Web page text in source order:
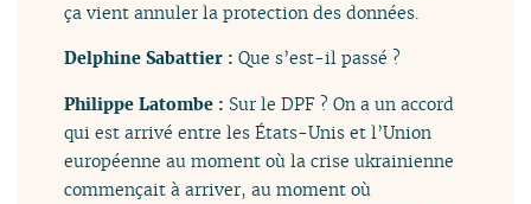
ça vient annuler la protection des données.
Delphine Sabattier :Que s’est-il passé ?
Philippe Latombe : Sur le DPF ? On a un accord
qui est arrivé entre les États-Unis et l’Union
européenne au moment où la crise ukrainienne
commençait à arriver, au moment où